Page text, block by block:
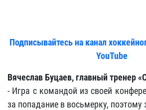
Подписывайтесь на канал
YouTube
Вячеслав Буцаев, главный тренер
- Игра с командой из своей
за попадание в восьмерку,